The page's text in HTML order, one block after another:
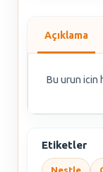
Açıklama
Bu urun icin
Etiketler
Nestle